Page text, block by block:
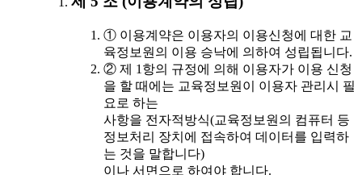
① 이용계약은 이용자의 이용신청에 대한 교
육정보원의 이용 승낙에 의하여 성립됩니다.
② 제 1항의 규정에 의해 이용자가 이용 신청
을 할 때에는 교육정보원이 이용자 관리시 필
요로 하는
사항을 전자적방식(교육정보원의 컴퓨터 등
정보처리 장치에 접속하여 데이터를 입력하
는 것을 말합니다)
이나 서면으로 하여야 합니다.